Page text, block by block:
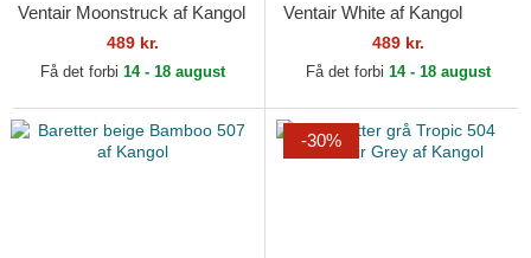
Ventair Moonstruck af Kangol
489 kr.
Få det forbi 14 - 18 august
Ventair White af Kangol
489 kr.
Få det forbi 14 - 18 august
-30%